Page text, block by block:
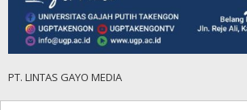
PT. LINTAS GAYO MEDIA